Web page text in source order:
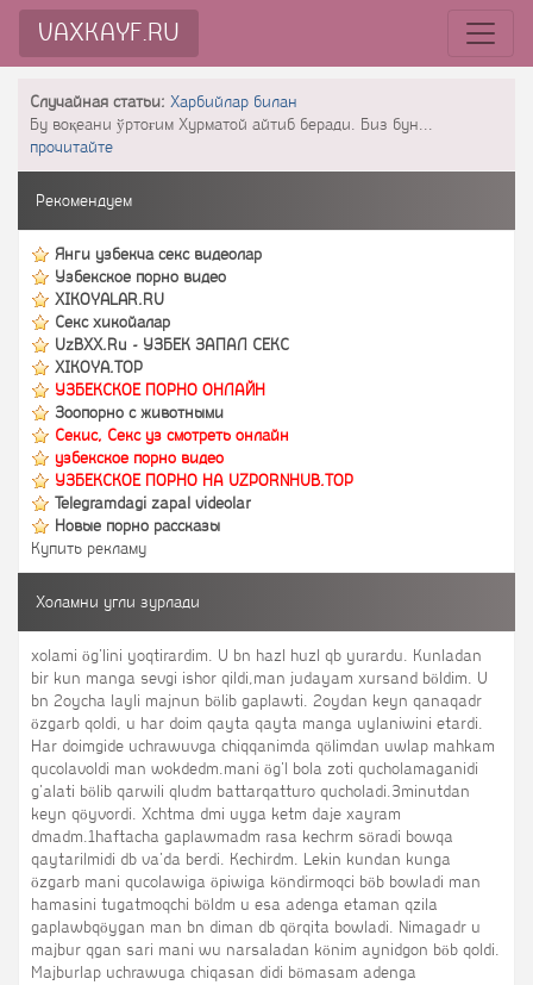
VAXKAYF.RU
Случайная статьи: Харбийлар билан
Бу воқеани ўртоғим Хурматой айтиб беради. Биз бун...
прочитайте
Рекомендуем
Янги узбекча секс видеолар
Узбекское порно видео
XIKOYALAR.RU
Секс хикойалар
UzBXX.Ru - УЗБЕК ЗАПАЛ СЕКС
XIKOYA.TOP
УЗБЕКСКОЕ ПОРНО ОНЛАЙН
Зоопорно с животными
Секис, Секс уз смотреть онлайн
узбекское порно видео
УЗБЕКСКОЕ ПОРНО НА UZPORNHUB.TOP
Telegramdagi zapal videolar
Новые порно рассказы
Купить рекламу
Холамни угли зурлади
xolami ög'lini yoqtirardim. U bn hazl huzl qb yurardu. Kunladan
bir kun manga sevgi ishor qildi,man judayam xursand böldim. U
bn 2oycha layli majnun bölib gaplawti. 2oydan keyn qanaqadr
özgarb qoldi, u har doim qayta qayta manga uylaniwini etardi.
Har doimgide uchrawuvga chiqqanimda qölimdan uwlap mahkam
qucolavoldi man wokdedm.mani ög'l bola zoti qucholamaganidi
g'alati bölib qarwili qludm battarqatturo qucholadi.3minutdan
keyn qöyvordi. Xchtma dmi uyga ketm daje xayram
dmadm.1haftacha gaplawmadm rasa kechrm söradi bowqa
qaytarilmidi db va'da berdi. Kechirdm. Lekin kundan kunga
özgarb mani qucolawiga öpiwiga köndirmoqci böb bowladi man
hamasini tugatmoqchi böldm u esa adenga etaman qzila
gaplawbqöygan man bn diman db qörqita bowladi. Nimagadr u
majbur qgan sari mani wu narsaladan könim aynidgon böb qoldi.
Majburlap uchrawuga chiqasan didi bömasam adenga